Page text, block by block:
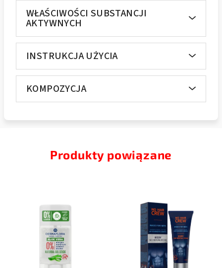
WŁAŚCIWOŚCI SUBSTANCJI
AKTYWNYCH
INSTRUKCJA UŻYCIA
KOMPOZYCJA
Produkty powiązane